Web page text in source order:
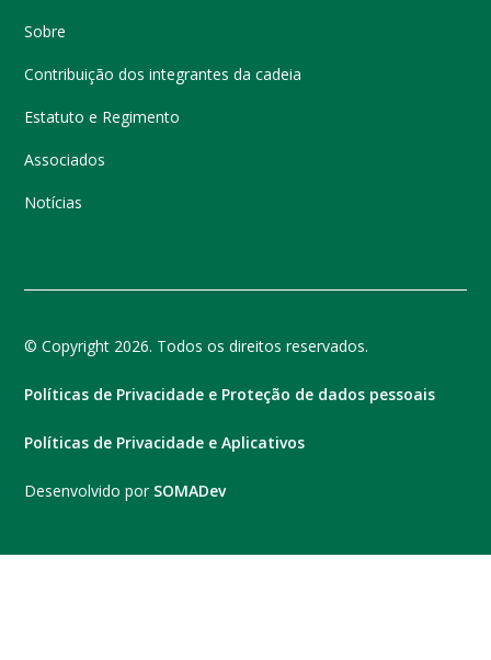
Sobre
Contribuição dos integrantes da cadeia
Estatuto e Regimento
Associados
Notícias
© Copyright 2026. Todos os direitos reservados.
Políticas de Privacidade e Proteção de dados pessoais
Políticas de Privacidade e Aplicativos
Desenvolvido por SOMADev